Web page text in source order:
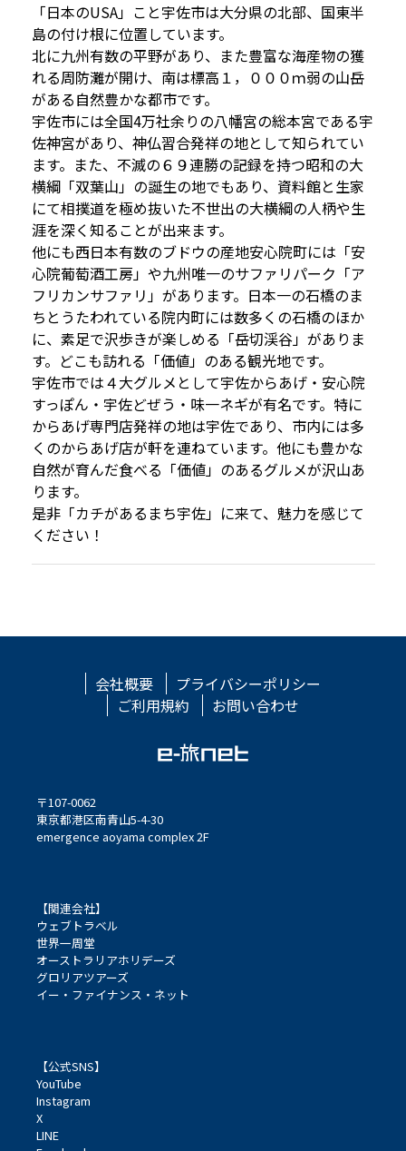
「日本のUSA」こと宇佐市は大分県の北部、国東半
島の付け根に位置しています。
北に九州有数の平野があり、また豊富な海産物の獲
れる周防灘が開け、南は標高１，０００ｍ弱の山岳
がある自然豊かな都市です。
宇佐市には全国4万社余りの八幡宮の総本宮である宇
佐神宮があり、神仏習合発祥の地として知られてい
ます。また、不滅の６９連勝の記録を持つ昭和の大
横綱「双葉山」の誕生の地でもあり、資料館と生家
にて相撲道を極め抜いた不世出の大横綱の人柄や生
涯を深く知ることが出来ます。
他にも西日本有数のブドウの産地安心院町には「安
心院葡萄酒工房」や九州唯一のサファリパーク「ア
フリカンサファリ」があります。日本一の石橋のま
ちとうたわれている院内町には数多くの石橋のほか
に、素足で沢歩きが楽しめる「岳切渓谷」がありま
す。どこも訪れる「価値」のある観光地です。
宇佐市では４大グルメとして宇佐からあげ・安心院
すっぽん・宇佐どぜう・味一ネギが有名です。特に
からあげ専門店発祥の地は宇佐であり、市内には多
くのからあげ店が軒を連ねています。他にも豊かな
自然が育んだ食べる「価値」のあるグルメが沢山あ
ります。
是非「カチがあるまち宇佐」に来て、魅力を感じて
ください！
会社概要
プライバシーポリシー
ご利用規約
お問い合わせ
〒107-0062
東京都港区南青山5-4-30
emergence aoyama complex 2F
【関連会社】
ウェブトラベル
世界一周堂
オーストラリアホリデーズ
グロリアツアーズ
イー・ファイナンス・ネット
【公式SNS】
YouTube
Instagram
X
LINE